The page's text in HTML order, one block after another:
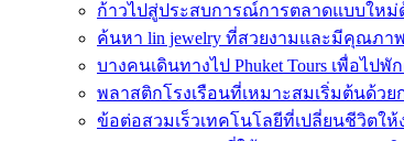
ก้าวไปสู่ประสบการณ์การตลาดแบบใหม่ด้
ค้นหา lin jewelry ที่สวยงามและมีคุณภา
บางคนเดินทางไป Phuket Tours เพื่อไป
พลาสติกโรงเรือนที่เหมาะสมเริ่มต้นด้วย
ข้อต่อสวมเร็วเทคโนโลยีที่เปลี่ยนชีวิตให้